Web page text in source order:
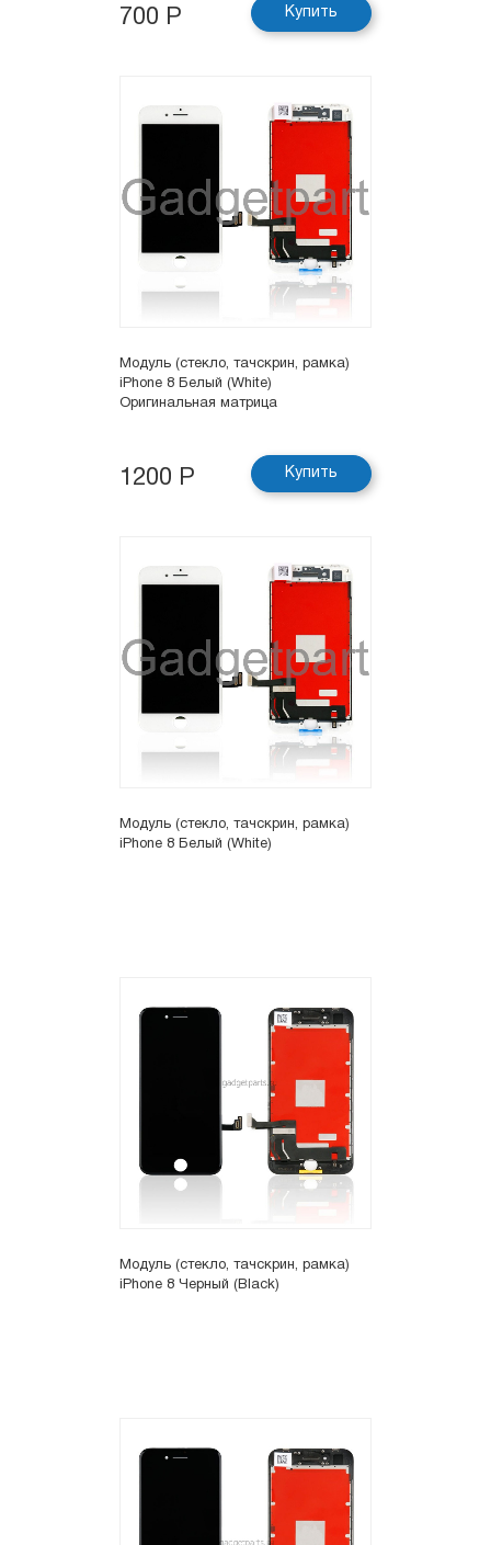
700 Р Купить
Модуль (стекло, тачскрин, рамка)
iPhone 8 Белый (White)
Оригинальная матрица
1200 Р Купить
Модуль (стекло, тачскрин, рамка)
iPhone 8 Белый (White)
Модуль (стекло, тачскрин, рамка)
iPhone 8 Черный (Black)